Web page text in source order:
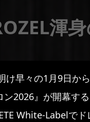
渾
け早々の1月9日か
2026』が開幕する
White-Labelで